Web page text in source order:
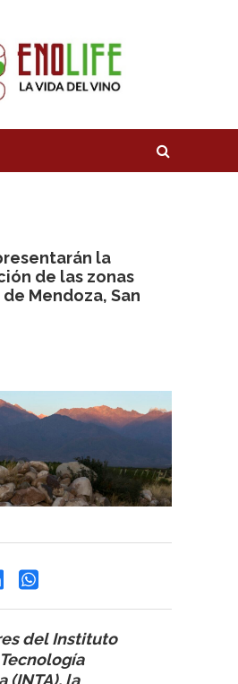
la
de las zonas
Mendoza, San
del Instituto
(INTA), la